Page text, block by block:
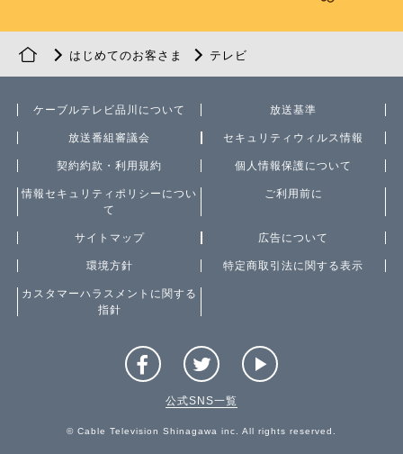
はじめてのお客さま テレビ
ケーブルテレビ品川について 放送基準
放送番組審議会 セキュリティウィルス情報
契約約款・利用規約 個人情報保護について
情報セキュリティポリシーについ
て
ご利用前に
サイトマップ 広告について
環境方針 特定商取引法に関する表示
カスタマーハラスメントに関する
指針
公式SNS一覧
© Cable Television Shinagawa inc. All rights reserved.